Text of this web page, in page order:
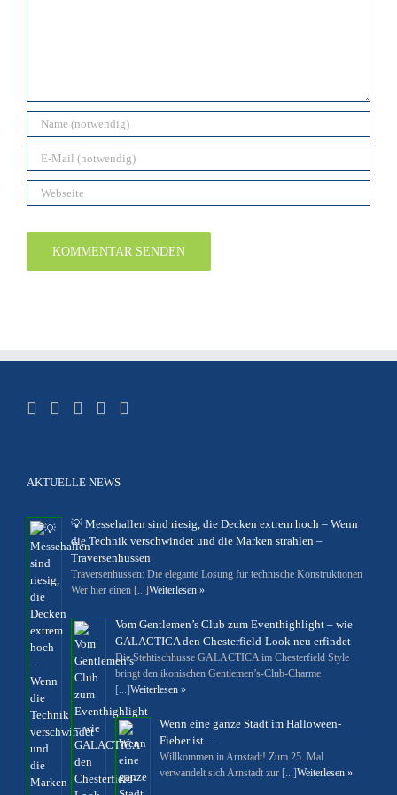
AKTUELLE NEWS
💡 Messehallen sind riesig, die Decken extrem hoch – Wenn
die Technik verschwindet und die Marken strahlen –
Traversenhussen
Traversenhussen: Die elegante Lösung für technische Konstruktionen
Wer hier einen [...]Weiterlesen »
Vom Gentlemen’s Club zum Eventhighlight – wie
GALACTICA den Chesterfield-Look neu erfindet
Die Stehtischhusse GALACTICA im Chesterfield Style
bringt den ikonischen Gentlemen’s-Club-Charme
[...]Weiterlesen »
Wenn eine ganze Stadt im Halloween-
Fieber ist…
Willkommen in Arnstadt! Zum 25. Mal
verwandelt sich Arnstadt zur [...]Weiterlesen »